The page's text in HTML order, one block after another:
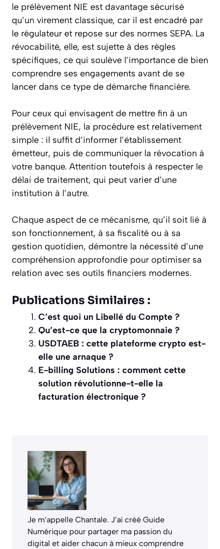
le prélèvement NIE est davantage sécurisé
qu’un virement classique, car il est encadré par
le régulateur et repose sur des normes SEPA. La
révocabilité, elle, est sujette à des règles
spécifiques, ce qui soulève l’importance de bien
comprendre ses engagements avant de se
lancer dans ce type de démarche financière.
Pour ceux qui envisagent de mettre fin à un
prélèvement NIE, la procédure est relativement
simple : il suffit d’informer l’établissement
émetteur, puis de communiquer la révocation à
votre banque. Attention toutefois à respecter le
délai de traitement, qui peut varier d’une
institution à l’autre.
Chaque aspect de ce mécanisme, qu’il soit lié à
son fonctionnement, à sa fiscalité ou à sa
gestion quotidien, démontre la nécessité d’une
compréhension approfondie pour optimiser sa
relation avec ses outils financiers modernes.
Publications Similaires :
C’est quoi un Libellé du Compte ?
Qu’est-ce que la cryptomonnaie ?
USDTAEB : cette plateforme crypto est-
elle une arnaque ?
E-billing Solutions : comment cette
solution révolutionne-t-elle la
facturation électronique ?
Je m’appelle Chantale. J’ai créé Guide
Numérique pour partager ma passion du
digital et aider chacun à mieux comprendre